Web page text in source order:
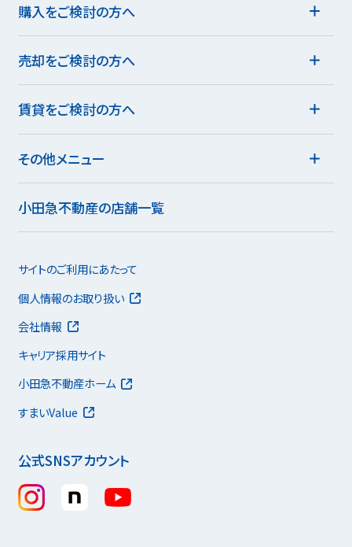
購入をご検討の方へ
売却をご検討の方へ
賃貸をご検討の方へ
その他メニュー
小田急不動産の店舗一覧
公式SNSアカウント
サイトのご利用にあたって
個人情報のお取り扱い
会社情報
キャリア採用サイト
小田急不動産ホーム
すまいValue